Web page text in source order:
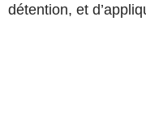
détention, et